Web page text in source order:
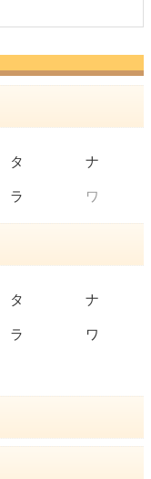
タ ナ
ラ ワ
タ ナ
ラ ワ